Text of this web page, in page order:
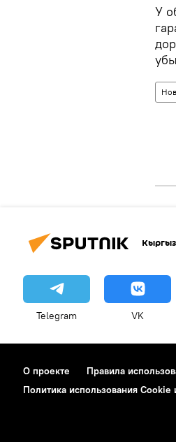
У
Telegram VK
О проекте Правила
Политика использования Cookie